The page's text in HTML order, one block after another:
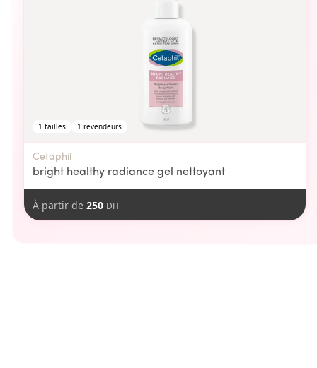
1 tailles 1 revendeurs
Cetaphil
bright healthy radiance gel nettoyant
À partir de 250 DH